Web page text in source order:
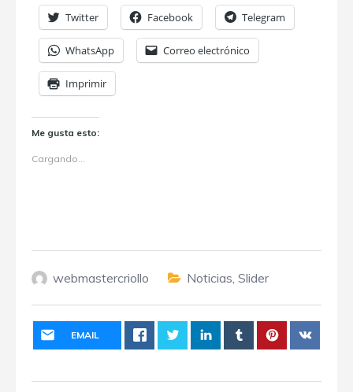
Twitter Facebook Telegram
WhatsApp Correo electrónico
Imprimir
Me gusta esto:
Cargando...
webmastercriollo Noticias, Slider
EMAIL